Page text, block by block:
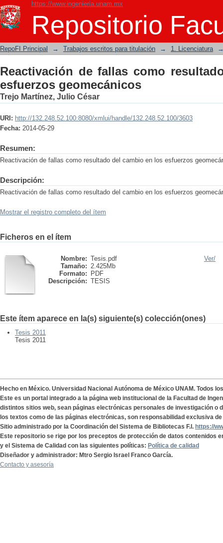
https://www.ingenieria.unam.mx
Repositorio
Reactivación de fallas como
RepoFI Principal → Trabajos escritos para titulación → 1. Licenciatura
Reactivación de fallas como
esfuerzos geomecánicos
Trejo Martínez, Julio César
URI: http://132.248.52.100:8080/xmlui/handle/132.248.52.100/3603
Fecha: 2014-05-29
Resumen:
Reactivación de fallas como resultado del cambio en los esfuerzos
Descripción:
Reactivación de fallas como resultado del cambio en los esfuerzos
Mostrar el registro completo del ítem
Ficheros en el ítem
Nombre: Tesis.pdf
Tamaño: 2.425Mb
Formato:
PDF
Descripción: TESIS
Ver/
Este ítem aparece en la(s) siguiente(s) colección(ones)
Tesis 2011
Tesis 2011
Hecho en México. Universidad Nacional Autónoma de México UNAM. Todos
Este es un portal integrado a la página web institucional de la Facultad de
distintos sitios web, sean páginas electrónicas personales de investigación o
los textos como de las páginas electrónicas, son responsabilidad exclusiva
Sitio administrado por la Coordinación del Sistema de Bibliotecas F.I. https://
Este repositorio se rige por los preceptos de protección de datos contenidos
y el Sistema de Calidad con las siguientes políticas: Política de calidad
Diseñador y administrador: Mtro Sergio Israel Franco García.
Contacto y asesoría